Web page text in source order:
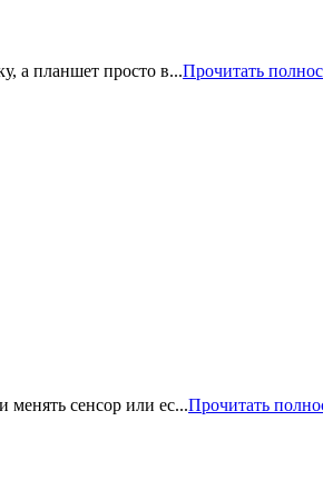
а планшет просто в...Прочитать
сенсор или ес...Прочитать